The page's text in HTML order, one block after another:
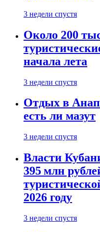
3 недели спустя
Около 200
начала лета
3 недели спустя
Отдых в
есть ли мазут
3 недели спустя
Власти
395 млн
2026 году
3 недели спустя